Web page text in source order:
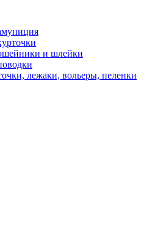
и шлейки
лежаки, вольеры, пеленки